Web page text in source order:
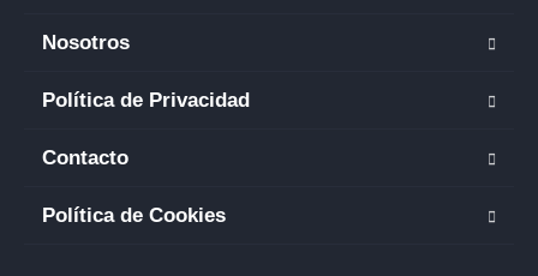
Nosotros
Política de Privacidad
Contacto
Política de Cookies